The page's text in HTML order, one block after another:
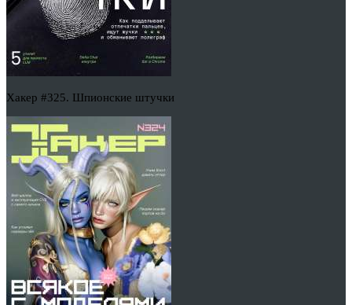
Хакер #325. Шпионские штучки